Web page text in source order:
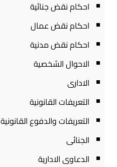
احكام نقض جنائية
احكام نقض عمال
احكام نقض مدنية
الاحوال الشخصية
الادارى
التعريفات القانونية
التعريفات والدفوع القانونية
الجنائى
الدعاوى الادارية